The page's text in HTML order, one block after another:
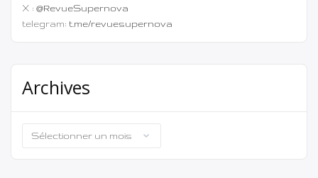
X : @RevueSupernova
telegram: t.me/revuesupernova
Archives